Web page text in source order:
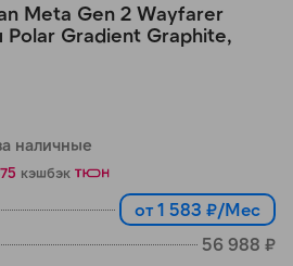
наличные
кэшбэк
от 1 583 ₽/Мес
56 988 ₽
Meta Gen 2 Wayfarer
Gradient Graphite,
с вашей карты
2 недели